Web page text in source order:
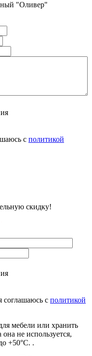
"Оливер"
с политикой
скидку!
с политикой
мебели или хранить
не используется,
+50°C. .